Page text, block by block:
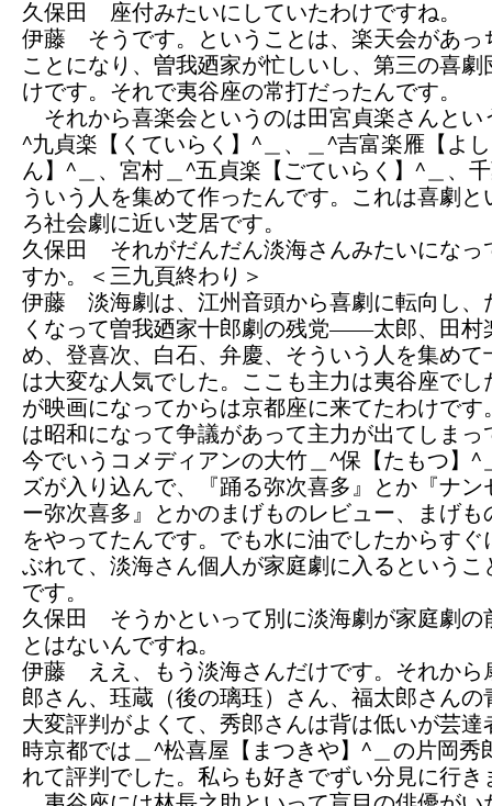
久保田 座付みたいにしていたわけですね。
伊藤 そうです。ということは、楽天会があっ
ことになり、曽我廼家が忙しいし、第三の喜劇
けです。それで夷谷座の常打だったんです。
それから喜楽会というのは田宮貞楽さんとい
^九貞楽【くていらく】^＿、＿^吉富楽雁【よ
ん】^＿、宮村＿^五貞楽【ごていらく】^＿、
ういう人を集めて作ったんです。これは喜劇
ろ社会劇に近い芝居です。
久保田 それがだんだん淡海さんみたいになっ
すか。＜三九頁終わり＞
伊藤 淡海劇は、江州音頭から喜劇に転向し、
くなって曽我廼家十郎劇の残党——太郎、田村
め、登喜次、白石、弁慶、そういう人を集めて
は大変な人気でした。ここも主力は夷谷座でし
が映画になってからは京都座に来てたわけです
は昭和になって争議があって主力が出てしまっ
今でいうコメディアンの大竹＿^保【たもつ】^
ズが入り込んで、『踊る弥次喜多』とか『ナン
ー弥次喜多』とかのまげものレビュー、まげも
をやってたんです。でも水に油でしたからすぐ
ぶれて、淡海さん個人が家庭劇に入るというこ
です。
久保田 そうかといって別に淡海劇が家庭劇の
とはないんですね。
伊藤 ええ、もう淡海さんだけです。それから
郎さん、珏蔵（後の璃珏）さん、福太郎さんの
大変評判がよくて、秀郎さんは背は低いが芸達
時京都では＿^松喜屋【まつきや】^＿の片岡秀
れて評判でした。私らも好きでずい分見に行き